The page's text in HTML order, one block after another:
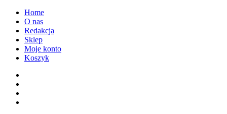
Przejdź
treści
Home
O nas
Redakcja
Sklep
Moje konto
Koszyk